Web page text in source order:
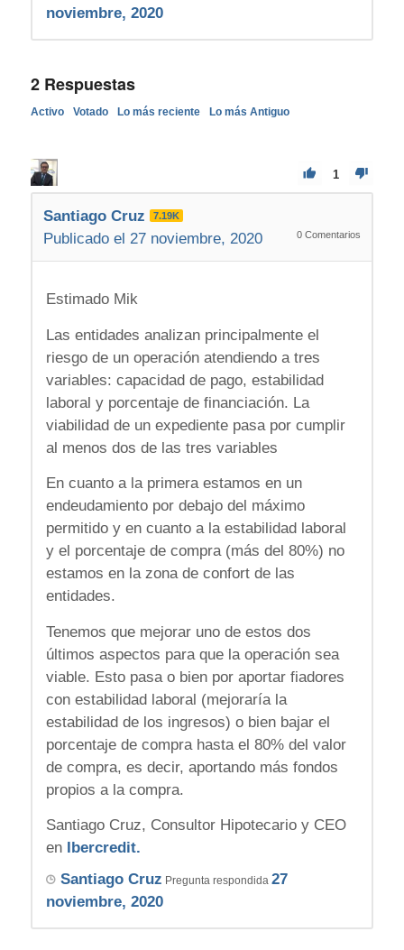
noviembre, 2020
2Respuestas
Activo Votado Lo más reciente Lo más Antiguo
1
Santiago Cruz 7.19K
Publicado el 27 noviembre, 2020 0 Comentarios
Estimado Mik
Las entidades analizan principalmente el
riesgo de un operación atendiendo a tres
variables: capacidad de pago, estabilidad
laboral y porcentaje de financiación. La
viabilidad de un expediente pasa por cumplir
al menos dos de las tres variables
En cuanto a la primera estamos en un
endeudamiento por debajo del máximo
permitido y en cuanto a la estabilidad laboral
y el porcentaje de compra (más del 80%) no
estamos en la zona de confort de las
entidades.
Tenemos que mejorar uno de estos dos
últimos aspectos para que la operación sea
viable. Esto pasa o bien por aportar fiadores
con estabilidad laboral (mejoraría la
estabilidad de los ingresos) o bien bajar el
porcentaje de compra hasta el 80% del valor
de compra, es decir, aportando más fondos
propios a la compra.
Santiago Cruz, Consultor Hipotecario y CEO
en Ibercredit.
Santiago Cruz Pregunta respondida 27
noviembre, 2020